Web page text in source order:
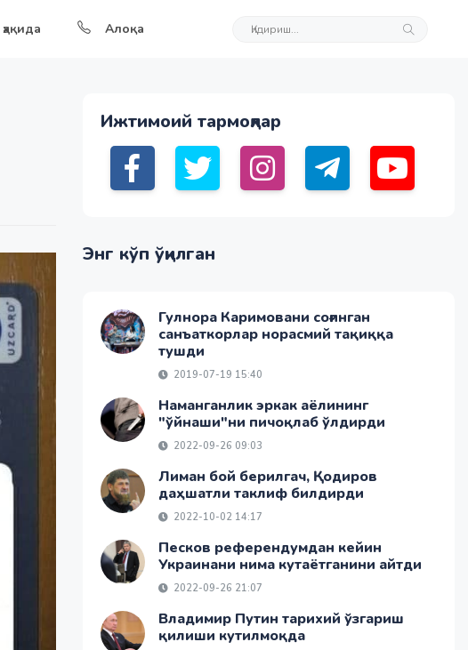
Алоқа
Ижтимоий тармоқлар
Энг кўп ўқилган
Гулнора Каримовани соғинган
санъаткорлар норасмий тақиққа
тушди
2019-07-19 15:40
Наманганлик эркак аёлининг
"ўйнаши"ни пичоқлаб ўлдирди
2022-09-26 09:03
Лиман бой берилгач, Қодиров
даҳшатли таклиф билдирди
2022-10-02 14:17
Песков референдумдан кейин
Украинани нима кутаётганини айтди
2022-09-26 21:07
Владимир Путин тарихий ўзгариш
қилиши кутилмоқда